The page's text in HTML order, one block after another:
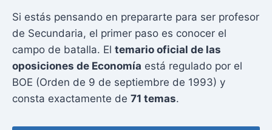
Si estás pensando en prepararte para ser profesor
de Secundaria, el primer paso es conocer el
campo de batalla. El temario oficial de las
oposiciones de Economía está regulado por el
BOE (Orden de 9 de septiembre de 1993) y
consta exactamente de 71 temas.